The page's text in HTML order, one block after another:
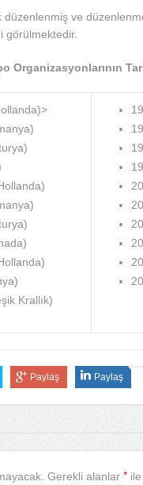
düzenlenmiş ve
görülmektedir.
Organizasyonlarının
Krallık)
Paylaş Paylaş
Gerekli alanlar *ile